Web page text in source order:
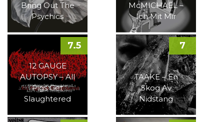
Bring Out The
Psychics
McMICHAEL –
Ich Mit Mir
12 GAUGE
AUTOPSY – All
Pigs Get
Slaughtered
7.5
TAAKE – En
Skog Av
Nidstang
7